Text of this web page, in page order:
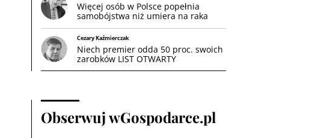
Więcej osób w Polsce popełnia
samobójstwa niż umiera na raka
piersi. Psychiatrzy występują
przeciwko cięciom w opiece LIST
OTWARTY
Cezary Kaźmierczak
Niech premier odda 50 proc. swoich
zarobków LIST OTWARTY
Obserwuj wGospodarce.pl